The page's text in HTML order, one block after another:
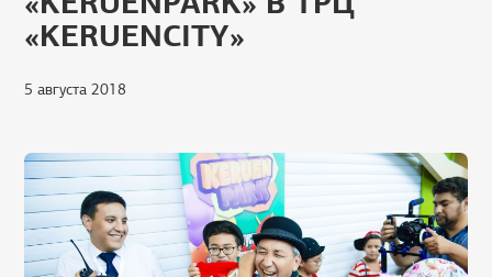
«KERUENCITY»
5 августа 2018